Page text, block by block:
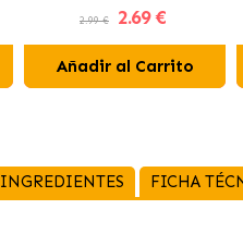
Huevo para Perros y Gatos
2.99 € 2.69 €
Añadir al Carrito
INGREDIENTES FICHA